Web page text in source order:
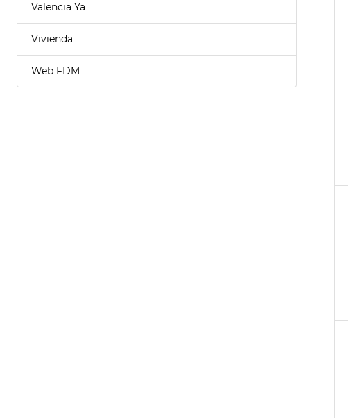
Valencia Ya
Vivienda
Web FDM